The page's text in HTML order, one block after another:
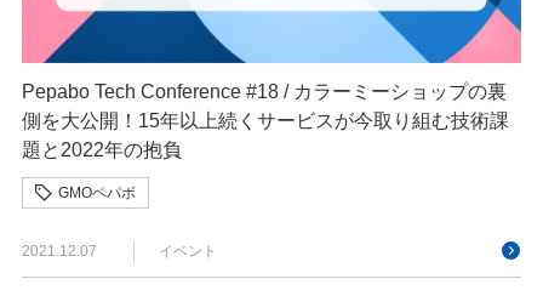
Pepabo Tech Conference #18 / カラーミーショップの裏
側を大公開！15年以上続くサービスが今取り組む技術課
題と2022年の抱負
GMOペパボ
2021.12.07 イベント